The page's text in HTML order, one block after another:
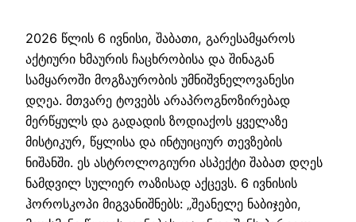
2026 წლის 6 ივნისი, შაბათი, გარესამყაროს
აქტიური ხმაურის ჩაცხრობისა და შინაგან
სამყაროში მოგზაურობის უმნიშვნელოვანესი
დღეა. მთვარე ტოვებს არაპროგნოზირებად
მერწყულს და გადადის ზოდიაქოს ყველაზე
მისტიკურ, წყლისა და ინტუიციურ თევზების
ნიშანში. ეს ასტროლოგიური ასპექტი შაბათ დღეს
ნამდვილ სულიერ ოაზისად აქცევს. 6 ივნისის
ჰოროსკოპი მიგვანიშნებს: „შეანელე ნაბიჯები,